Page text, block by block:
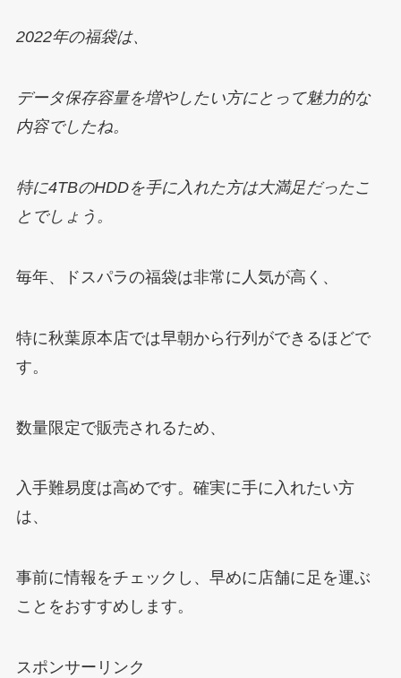
2022年の福袋は、
データ保存容量を増やしたい方にとって魅力的な
内容でしたね。
特に4TBのHDDを手に入れた方は大満足だったこ
とでしょう。
毎年、ドスパラの福袋は非常に人気が高く、
特に秋葉原本店では早朝から行列ができるほどで
す。
数量限定で販売されるため、
入手難易度は高めです。確実に手に入れたい方
は、
事前に情報をチェックし、早めに店舗に足を運ぶ
ことをおすすめします。
スポンサーリンク